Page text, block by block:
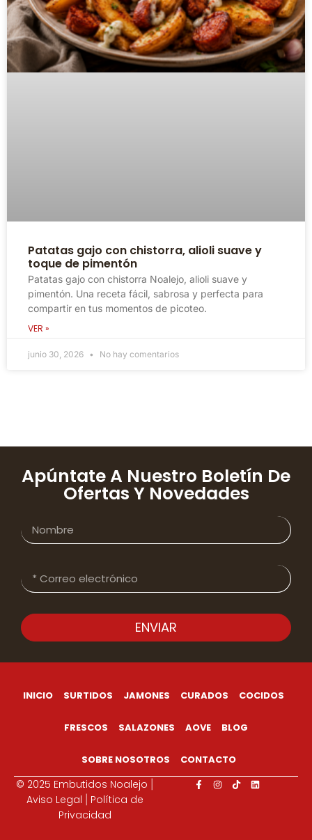
Patatas gajo con chistorra, alioli suave y
toque de pimentón
Patatas gajo con chistorra Noalejo, alioli suave y
pimentón. Una receta fácil, sabrosa y perfecta para
compartir en tus momentos de picoteo.
VER »
junio 30, 2026 No hay comentarios
Apúntate A Nuestro Boletín De
Ofertas Y Novedades
ENVIAR
INICIO SURTIDOS JAMONES CURADOS COCIDOS
FRESCOS SALAZONES AOVE BLOG
SOBRE NOSOTROS CONTACTO
© 2025 Embutidos Noalejo
Aviso Legal
Política de
Privacidad